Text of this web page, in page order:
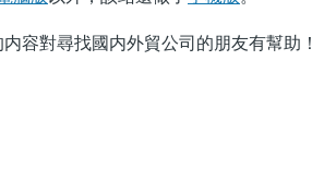
對尋找國内外貿公司的朋友有幫助！